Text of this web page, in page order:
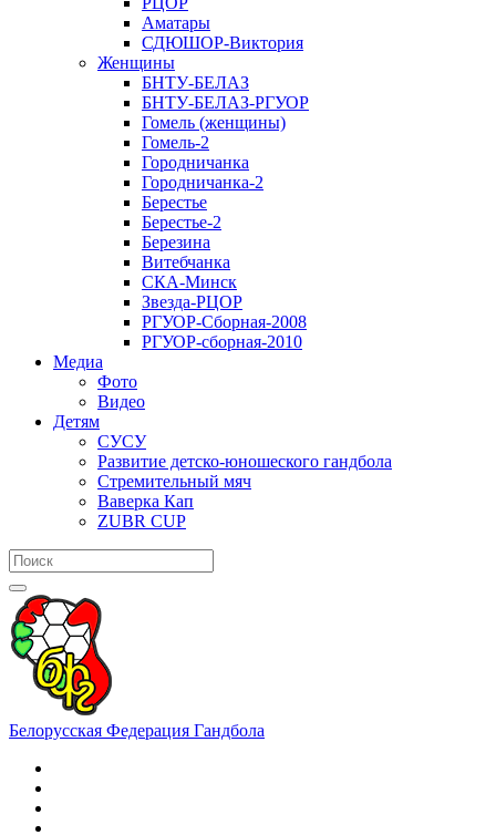
Аматары
СДЮШОР-Виктория
Женщины
БНТУ-БЕЛАЗ
БНТУ-БЕЛАЗ-РГУОР
Гомель (женщины)
Гомель-2
Городничанка
Городничанка-2
Берестье
Берестье-2
Березина
Витебчанка
СКА-Минск
Звезда-РЦОР
РГУОР-Сборная-2008
РГУОР-сборная-2010
Медиа
Фото
Видео
Детям
СУСУ
Развитие детско-юношеского гандбола
Стремительный мяч
Ваверка Кап
ZUBR CUP
Белорусская Федерация Гандбола